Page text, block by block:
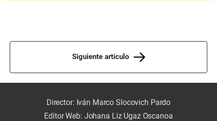
Siguiente artículo
Director: Iván Marco Slocovich Pardo
Editor Web: Johana Liz Ugaz Oscanoa